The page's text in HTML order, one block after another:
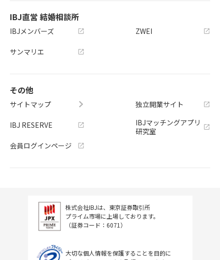
IBJ直営 結婚相談所
IBJメンバーズ
サンマリエ
ZWEI
その他
サイトマップ
IBJ RESERVE
会員ログインページ
独立開業サイト
IBJマッチングアプリ
研究室
株式会社IBJは、東京証券取引所
プライム市場に上場しております。
（証券コード：6071）
大切な個人情報を保護することを目的に